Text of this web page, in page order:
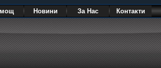
Новини За Нас Контакти